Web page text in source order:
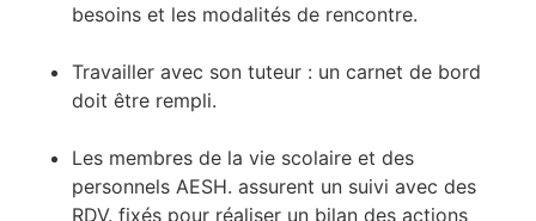
besoins et les modalités de rencontre.
Travailler avec son tuteur : un carnet de bord
doit être rempli.
Les membres de la vie scolaire et des
personnels AESH. assurent un suivi avec des
RDV. fixés pour réaliser un bilan des actions